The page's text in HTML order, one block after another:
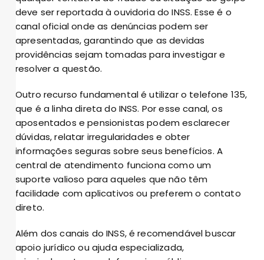
deve ser reportada à ouvidoria do INSS. Esse é o
canal oficial onde as denúncias podem ser
apresentadas, garantindo que as devidas
providências sejam tomadas para investigar e
resolver a questão.
Outro recurso fundamental é utilizar o telefone 135,
que é a linha direta do INSS. Por esse canal, os
aposentados e pensionistas podem esclarecer
dúvidas, relatar irregularidades e obter
informações seguras sobre seus benefícios. A
central de atendimento funciona como um
suporte valioso para aqueles que não têm
facilidade com aplicativos ou preferem o contato
direto.
Além dos canais do INSS, é recomendável buscar
apoio jurídico ou ajuda especializada,